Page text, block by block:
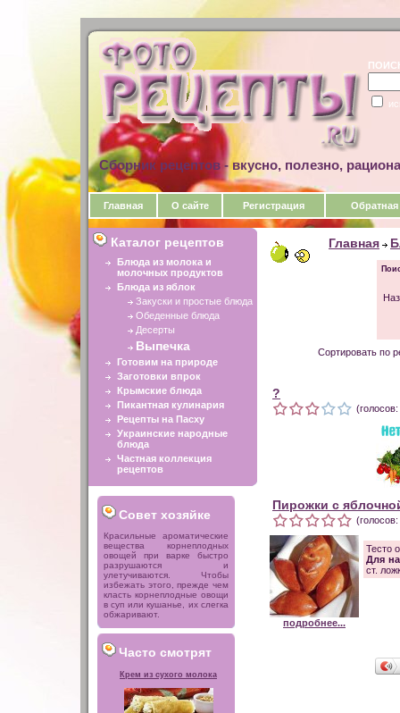
Сборник рецептов - вкусно, полезно,
Главная О сайте Регистрация Обратная
Каталог рецептов
Блюда из молока и
молочных продуктов
Блюда из яблок
Закуски и простые блюда
Обеденные блюда
Десерты
Выпечка
Готовим на природе
Заготовки впрок
Крымские блюда
Пикантная кулинария
Рецепты на Пасху
Украинские народные
блюда
Частная коллекция
рецептов
Совет хозяйке
Красильные ароматические
вещества корнеплодных
овощей при варке быстро
разрушаются и
улетучиваются. Чтобы
избежать этого, прежде чем
класть корнеплодные овощи
в суп или кушанье, их слегка
обжаривают.
Часто смотрят
Крем из сухого молока
Главная
Сортировать по
?
Пирожки с
подробнее...
Тесто
Для
ст.